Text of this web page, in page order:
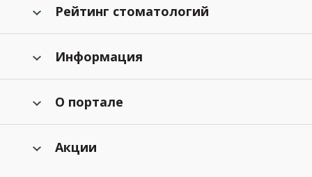
Рейтинг стоматологий
Информация
О портале
Акции